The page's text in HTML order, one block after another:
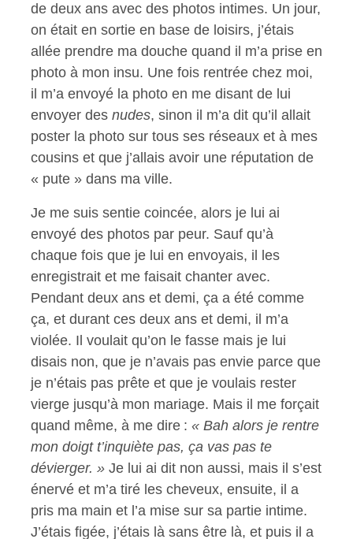
de deux ans avec des photos intimes. Un jour,
on était en sortie en base de loisirs, j’étais
allée prendre ma douche quand il m’a prise en
photo à mon insu. Une fois rentrée chez moi,
il m’a envoyé la photo en me disant de lui
envoyer des nudes, sinon il m’a dit qu’il allait
poster la photo sur tous ses réseaux et à mes
cousins et que j’allais avoir une réputation de
« pute » dans ma ville.
Je me suis sentie coincée, alors je lui ai
envoyé des photos par peur. Sauf qu’à
chaque fois que je lui en envoyais, il les
enregistrait et me faisait chanter avec.
Pendant deux ans et demi, ça a été comme
ça, et durant ces deux ans et demi, il m’a
violée. Il voulait qu’on le fasse mais je lui
disais non, que je n’avais pas envie parce que
je n’étais pas prête et que je voulais rester
vierge jusqu’à mon mariage. Mais il me forçait
quand même, à me dire : « Bah alors je rentre
mon doigt t’inquiète pas, ça vas pas te
dévierger. » Je lui ai dit non aussi, mais il s’est
énervé et m’a tiré les cheveux, ensuite, il a
pris ma main et l’a mise sur sa partie intime.
J’étais figée, j’étais là sans être là, et puis il a